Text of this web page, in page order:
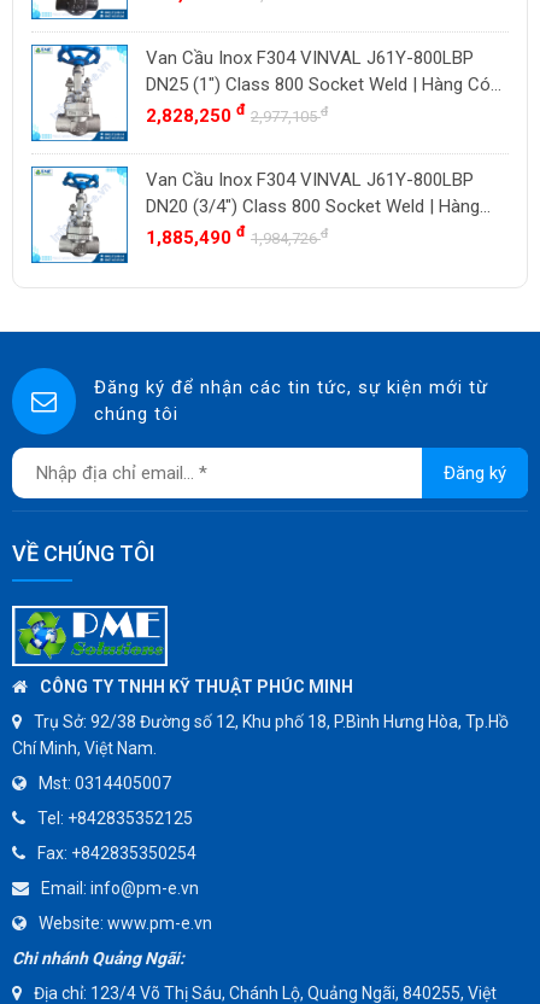
Van Cầu Inox F304 VINVAL J61Y-800LBP
DN25 (1") Class 800 Socket Weld | Hàng Có
Sẵn
2,828,250 đ 2,977,105đ
Van Cầu Inox F304 VINVAL J61Y-800LBP
DN20 (3/4") Class 800 Socket Weld | Hàng
Có Sẵn
1,885,490 đ 1,984,726đ
Đăng ký để nhận các tin tức, sự kiện mới từ
chúng tôi
Đăng ký
VỀ CHÚNG TÔI
CÔNG TY TNHH KỸ THUẬT PHÚC MINH
Trụ Sở: 92/38 Đường số 12, Khu phố 18, P.Bình Hưng Hòa, Tp.Hồ
Chí Minh, Việt Nam.
Mst: 0314405007
Tel: +842835352125
Fax: +842835350254
Email: info@pm-e.vn
Website: www.pm-e.vn
Chi nhánh Quảng Ngãi:
Địa chỉ: 123/4 Võ Thị Sáu, Chánh Lộ, Quảng Ngãi, 840255, Việt